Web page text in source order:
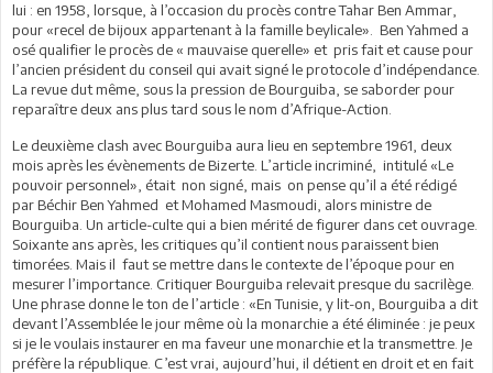
lui : en 1958, lorsque, à l’occasion du procès contre Tahar Ben Ammar,
pour «recel de bijoux appartenant à la famille beylicale». Ben Yahmed a
osé qualifier le procès de « mauvaise querelle» et pris fait et cause pour
l’ancien président du conseil qui avait signé le protocole d’indépendance.
La revue dut même, sous la pression de Bourguiba, se saborder pour
reparaître deux ans plus tard sous le nom d’Afrique-Action.
Le deuxième clash avec Bourguiba aura lieu en septembre 1961, deux
mois après les évènements de Bizerte. L’article incriminé, intitulé «Le
pouvoir personnel», était non signé, mais on pense qu’il a été rédigé
par Béchir Ben Yahmed et Mohamed Masmoudi, alors ministre de
Bourguiba. Un article-culte qui a bien mérité de figurer dans cet ouvrage.
Soixante ans après, les critiques qu’il contient nous paraissent bien
timorées. Mais il faut se mettre dans le contexte de l’époque pour en
mesurer l’importance. Critiquer Bourguiba relevait presque du sacrilège.
Une phrase donne le ton de l’article : «En Tunisie, y lit-on, Bourguiba a dit
devant l’Assemblée le jour même où la monarchie a été éliminée : je peux
si je le voulais instaurer en ma faveur une monarchie et la transmettre. Je
préfère la république. C’est vrai, aujourd’hui, il détient en droit et en fait